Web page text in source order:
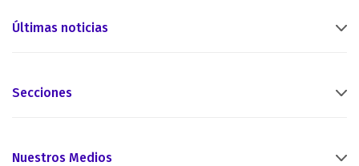
Últimas noticias
Secciones
Nuestros Medios